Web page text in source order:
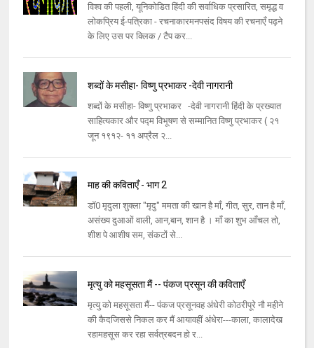
विश्व की पहली, यूनिकोडित हिंदी की सर्वाधिक प्रसारित, समृद्ध व
लोकप्रिय ई-पत्रिका - रचनाकारमनपसंद विषय की रचनाएँ पढ़ने
के लिए उस पर क्लिक / टैप कर...
शब्दों के मसीहा- विष्णु प्रभाकर -देवी नागरानी
शब्दों के मसीहा- विष्णु प्रभाकर -देवी नागरानी हिंदी के प्रख्यात
साहित्यकार और पद्म विभूषण से सम्मानित विष्णु प्रभाकर ( २१
जून १९१२- ११ अप्रैल २...
माह की कविताएँ - भाग 2
डॉ0 मृदुला शुक्ला "मृदु" ममता की खान है माँ, गीत, सुर, तान है माँ,
असंख्य दुआओं वाली, आन,बान, शान है । माँ का शुभ आँचल तो,
शीश पे आशीष सम, संकटों से...
मृत्यु को महसूसता मैं -- पंकज प्रसून की कविताएँ
मृत्यु को महसूसता मैं-- पंकज प्रसूनवह अंधेरी कोठरीपूरे नौ महीने
की कैदजिससे निकल कर मैं आयावहीं अंधेरा---काला, कालादेख
रहामहसूस कर रहा सर्वत्रबदन हो र...